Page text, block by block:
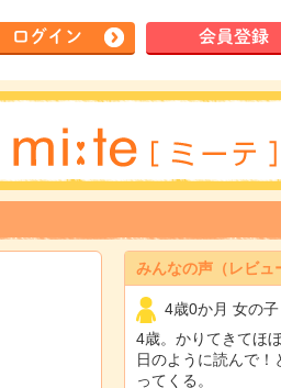
ログイン 会員登録
みんなの声（レビュ
4歳0か月 女の子
4歳。かりてきてほ
日のように読んで！
ってくる。